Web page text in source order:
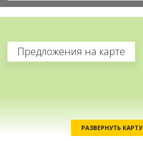
Предложения на карте
РАЗВЕРНУТЬ КАРТУ